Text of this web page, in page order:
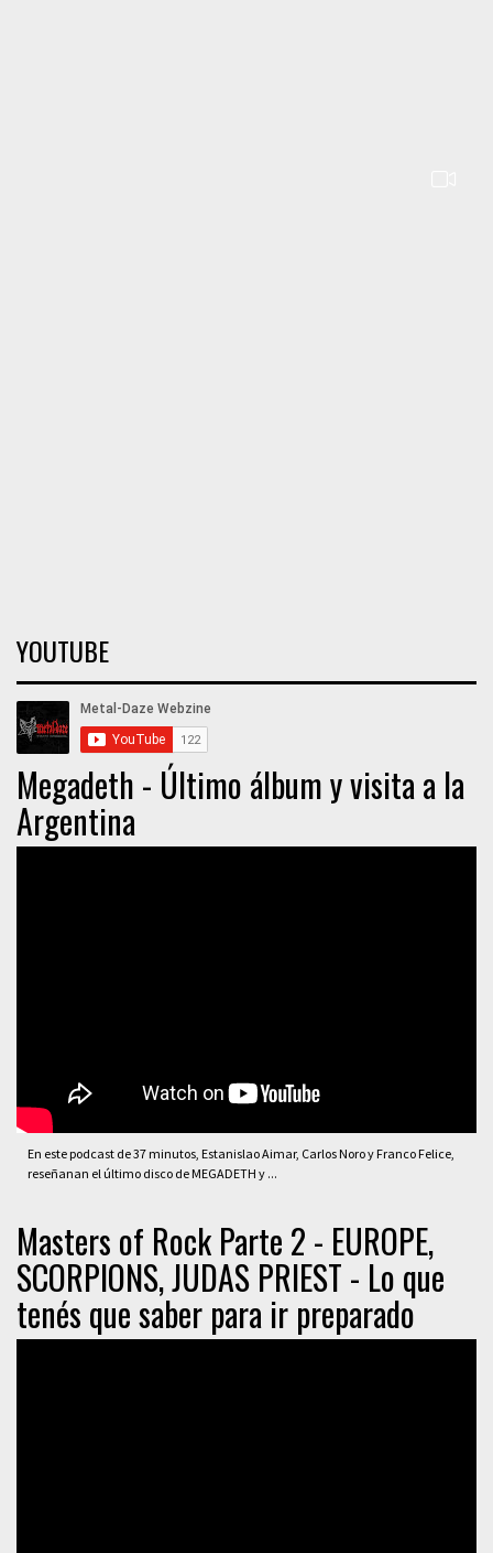
YOUTUBE
Megadeth - Último álbum y visita a la
Argentina
En este podcast de 37 minutos, Estanislao Aimar, Carlos Noro y Franco Felice,
reseñanan el último disco de MEGADETH y ...
Masters of Rock Parte 2 - EUROPE,
SCORPIONS, JUDAS PRIEST - Lo que
tenés que saber para ir preparado